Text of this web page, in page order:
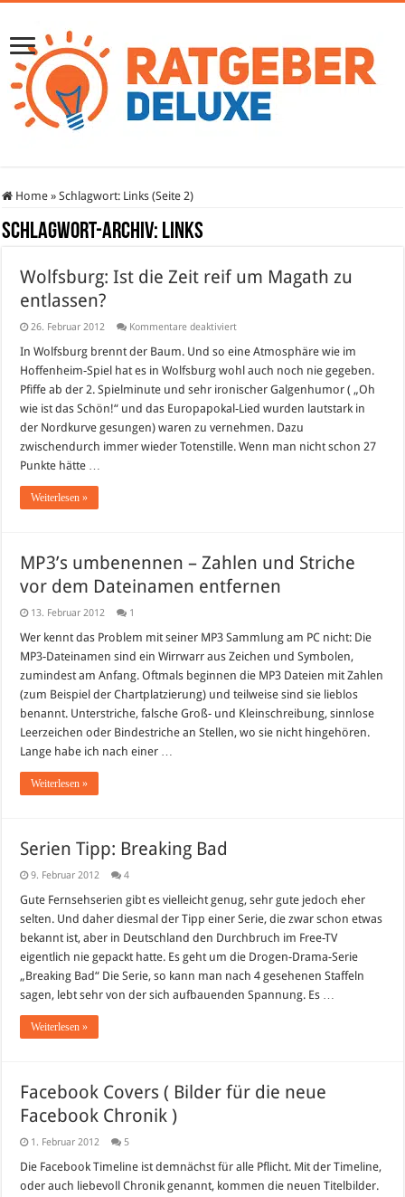
Home » Schlagwort: Links (Seite 2)
Schlagwort-Archiv: Links
Wolfsburg: Ist die Zeit reif um Magath zu
entlassen?
26. Februar 2012 Kommentare deaktiviertfür
Ist
Zeit
reif
um
Magath
zu
entlassen?
In Wolfsburg brennt der Baum. Und so eine Atmosphäre wie im
Hoffenheim-Spiel hat es in Wolfsburg wohl auch noch nie gegeben.
Pfiffe ab der 2. Spielminute und sehr ironischer Galgenhumor ( „Oh
wie ist das Schön!“ und das Europapokal-Lied wurden lautstark in
der Nordkurve gesungen) waren zu vernehmen. Dazu
zwischendurch immer wieder Totenstille. Wenn man nicht schon 27
Punkte hätte …
Weiterlesen »
MP3’s umbenennen – Zahlen und Striche
vor dem Dateinamen entfernen
13. Februar 2012 1
Wer kennt das Problem mit seiner MP3 Sammlung am PC nicht: Die
MP3-Dateinamen sind ein Wirrwarr aus Zeichen und Symbolen,
zumindest am Anfang. Oftmals beginnen die MP3 Dateien mit Zahlen
(zum Beispiel der Chartplatzierung) und teilweise sind sie lieblos
benannt. Unterstriche, falsche Groß- und Kleinschreibung, sinnlose
Leerzeichen oder Bindestriche an Stellen, wo sie nicht hingehören.
Lange habe ich nach einer …
Weiterlesen »
Serien Tipp: Breaking Bad
9. Februar 2012 4
Gute Fernsehserien gibt es vielleicht genug, sehr gute jedoch eher
selten. Und daher diesmal der Tipp einer Serie, die zwar schon etwas
bekannt ist, aber in Deutschland den Durchbruch im Free-TV
eigentlich nie gepackt hatte. Es geht um die Drogen-Drama-Serie
„Breaking Bad“ Die Serie, so kann man nach 4 gesehenen Staffeln
sagen, lebt sehr von der sich aufbauenden Spannung. Es …
Weiterlesen »
Facebook Covers ( Bilder für die neue
Facebook Chronik )
1. Februar 2012 5
Die Facebook Timeline ist demnächst für alle Pflicht. Mit der Timeline,
oder auch liebevoll Chronik genannt, kommen die neuen Titelbilder.